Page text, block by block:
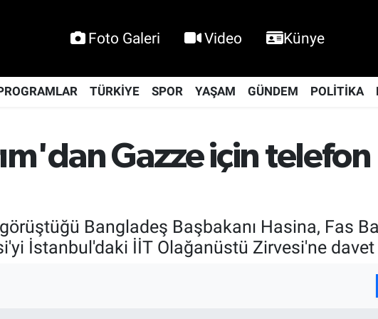
Foto Galeri Video Künye
TÜRKİYE SPOR YAŞAM GÜNDEM POLİTİKA
Gazze için telefon
Bangladeş Başbakanı Hasina, Fas
İstanbul'daki İİT Olağanüstü Zirvesi'ne